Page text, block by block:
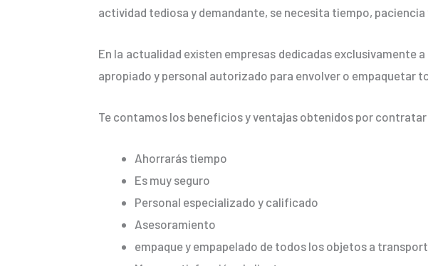
actividad tediosa y demandante, se necesita tiempo, paciencia
En la actualidad existen empresas dedicadas exclusivamente
apropiado y personal autorizado para envolver o empaquetar
Te contamos los beneficios y ventajas obtenidos por contratar
Ahorrarás tiempo
Es muy seguro
Personal especializado y calificado
Asesoramiento
empaque y empapelado de todos los objetos a